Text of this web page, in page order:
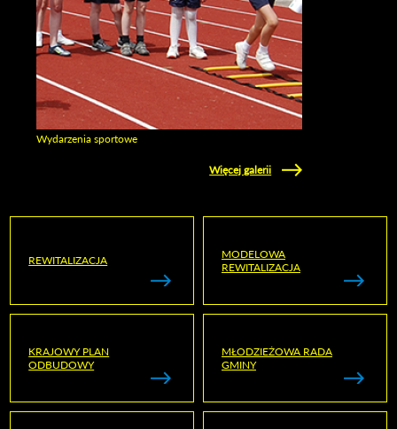
Wydarzenia sportowe
Więcej galerii
REWITALIZACJA
MODELOWA
REWITALIZACJA
KRAJOWY PLAN
ODBUDOWY
MŁODZIEŻOWA RADA
GMINY